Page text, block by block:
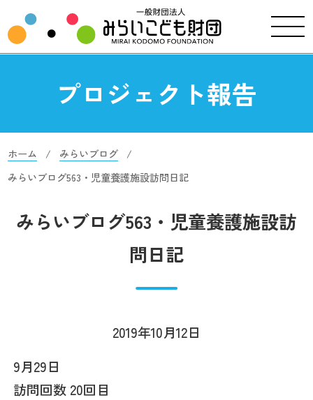
プロジェクト報告
ホーム
みらいブログ
みらいブログ563・児童養護施設訪問日記
みらいブログ563・児童養護施設訪
問日記
2019年10月12日
9月29日
訪問回数 20回目